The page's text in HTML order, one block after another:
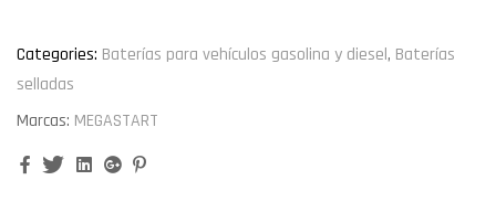
Categories: Baterías para vehículos gasolina y diesel, Baterías
selladas
Marcas: MEGASTART
FacebookTwitterLinkedinGoogle+